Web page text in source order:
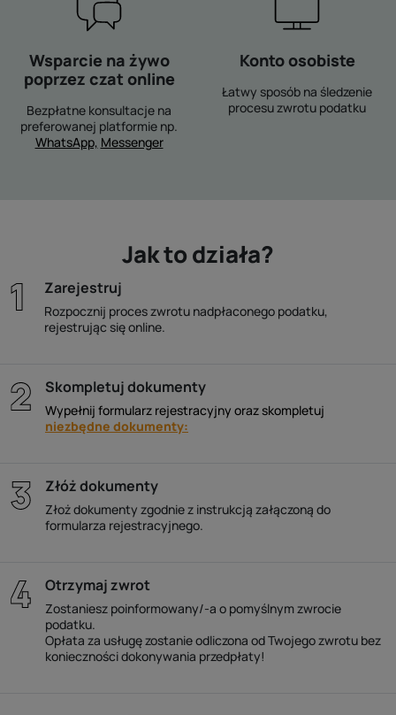
Wsparcie na żywo
poprzez czat online
Bezpłatne konsultacje na
preferowanej platformie np.
WhatsApp, Messenger
Konto osobiste
Łatwy sposób na śledzenie
procesu zwrotu podatku
Jak to działa?
Zarejestruj
Rozpocznij proces zwrotu nadpłaconego podatku,
rejestrując się online.
Skompletuj dokumenty
Wypełnij formularz rejestracyjny oraz skompletuj
niezbędne dokumenty:
Złóż dokumenty
Złoż dokumenty zgodnie z instrukcją załączoną do
formularza rejestracyjnego.
Otrzymaj zwrot
Zostaniesz poinformowany/-a o pomyślnym zwrocie
podatku.
Opłata za usługę zostanie odliczona od Twojego zwrotu bez
konieczności dokonywania przedpłaty!